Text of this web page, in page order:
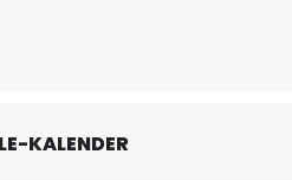
KALENDER